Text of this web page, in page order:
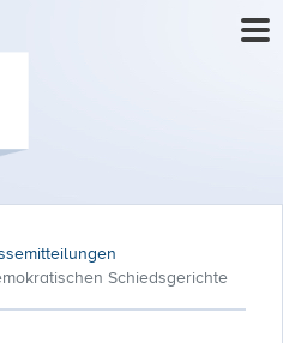
Schiedsgerichte